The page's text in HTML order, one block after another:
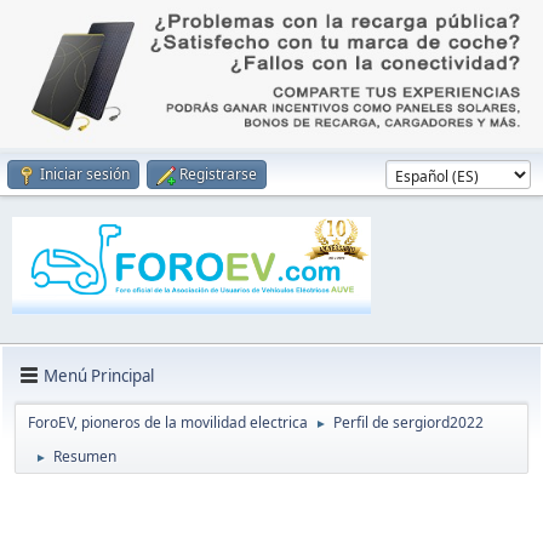
Iniciar sesión Registrarse
Menú Principal
ForoEV, pioneros de la movilidad electrica ► Perfil de sergiord2022
► Resumen